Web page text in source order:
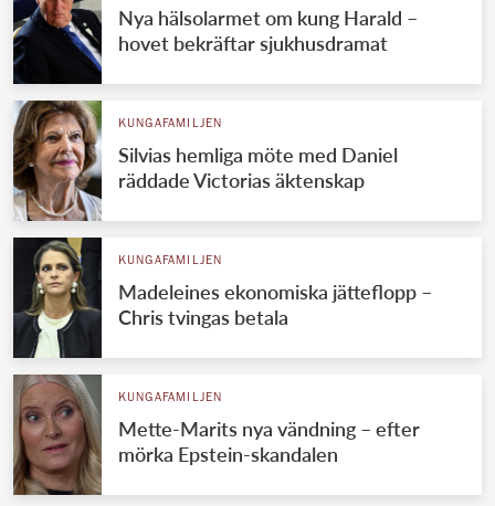
Nya hälsolarmet om kung Harald –
hovet bekräftar sjukhusdramat
KUNGAFAMILJEN
Silvias hemliga möte med Daniel
räddade Victorias äktenskap
KUNGAFAMILJEN
Madeleines ekonomiska jätteflopp –
Chris tvingas betala
KUNGAFAMILJEN
Mette-Marits nya vändning – efter
mörka Epstein-skandalen